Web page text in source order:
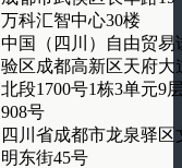
万科汇智中心30楼
中国（四川）自由贸易
验区成都高新区天府大
北段1700号1栋3单元9
908号
四川省成都市龙泉驿区
明东街45号